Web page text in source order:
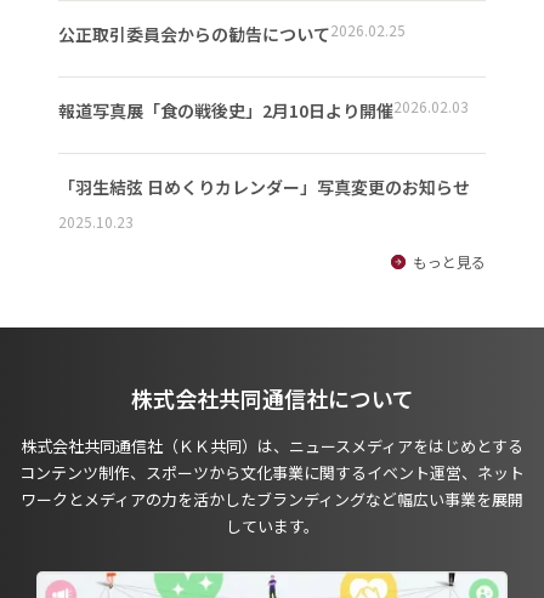
公正取引委員会からの勧告について2026.02.25
報道写真展「食の戦後史」2月10日より開催2026.02.03
「羽生結弦 日めくりカレンダー」写真変更のお知らせ
2025.10.23
もっと見る
株式会社共同通信社について
株式会社共同通信社（ＫＫ共同）は、ニュースメディアをはじめとする
コンテンツ制作、スポーツから文化事業に関するイベント運営、ネット
ワークとメディアの力を活かしたブランディングなど幅広い事業を展開
しています。